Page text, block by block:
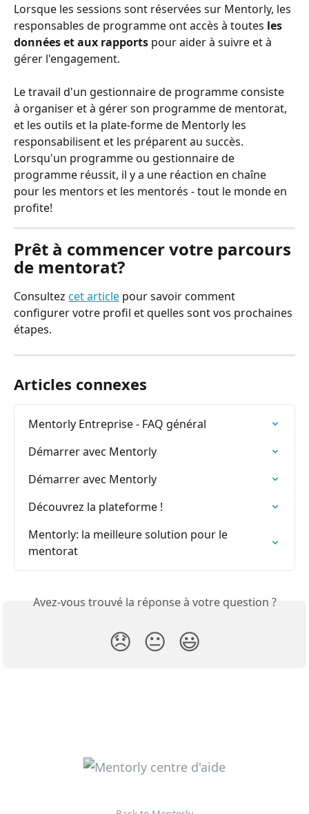
Lorsque les sessions sont réservées sur Mentorly, les
responsables de programme ont accès à toutes les
données et aux rapports pour aider à suivre et à
gérer l'engagement.
Le travail d'un gestionnaire de programme consiste
à organiser et à gérer son programme de mentorat,
et les outils et la plate-forme de Mentorly les
responsabilisent et les préparent au succès.
Lorsqu'un programme ou gestionnaire de
programme réussit, il y a une réaction en chaîne
pour les mentors et les mentorés - tout le monde en
profite!
Prêt à commencer votre parcours
de mentorat?
Consultez cet article pour savoir comment
configurer votre profil et quelles sont vos prochaines
étapes.
Articles connexes
Mentorly Entreprise - FAQ général
Démarrer avec Mentorly
Démarrer avec Mentorly
Découvrez la plateforme !
Mentorly: la meilleure solution pour le
mentorat
Avez-vous trouvé la réponse à votre question ?
😞 😐 😃